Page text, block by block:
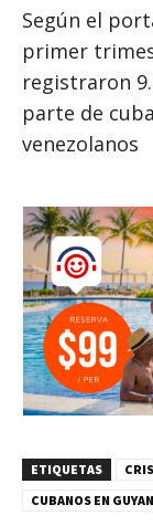
Según el
primer
registraron
parte de
venezolanos
ETIQUETAS
CUBANOS EN